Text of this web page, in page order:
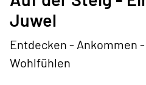
Juwel
Entdecken - Ankommen -
Wohlfühlen